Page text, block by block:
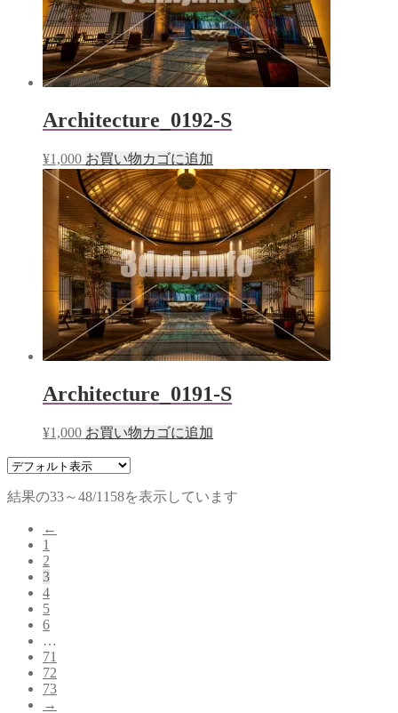
Architecture_0192-S
¥1,000 お買い物カゴに追加
Architecture_0191-S
¥1,000 お買い物カゴに追加
結果の33～48/1158を表示しています
←
1
2
3
4
5
6
…
71
72
73
→